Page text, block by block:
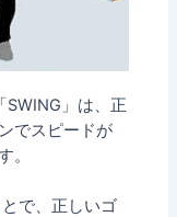
SWING」は、正
でスピードが
。
で、正しいゴ